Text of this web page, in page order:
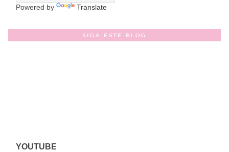
Powered by Translate
SIGA ESTE BLOG
YOUTUBE